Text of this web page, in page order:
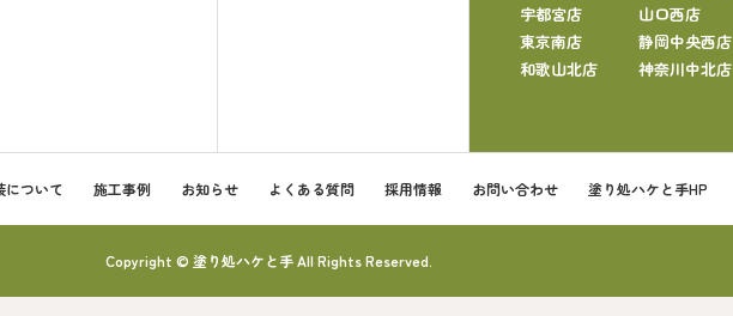
宇都宮店
山口西店
東京南店
静岡中央西店
和歌山北店
神奈川中北店
について 施工事例 お知らせ よくある質問 採用情報 お問い合わせ 塗り処ハケと手HP
Copyright © 塗り処ハケと手 All Rights Reserved.